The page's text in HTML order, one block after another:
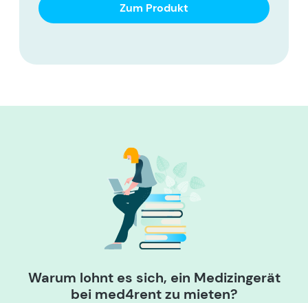
Zum Produkt
Warum lohnt es sich, ein Medizingerät
bei med4rent zu mieten?